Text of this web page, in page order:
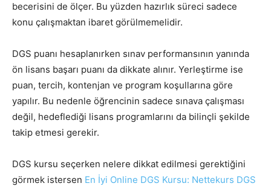
becerisini de ölçer. Bu yüzden hazırlık süreci sadece
konu çalışmaktan ibaret görülmemelidir.
DGS puanı hesaplanırken sınav performansının yanında
ön lisans başarı puanı da dikkate alınır. Yerleştirme ise
puan, tercih, kontenjan ve program koşullarına göre
yapılır. Bu nedenle öğrencinin sadece sınava çalışması
değil, hedeflediği lisans programlarını da bilinçli şekilde
takip etmesi gerekir.
DGS kursu seçerken nelere dikkat edilmesi gerektiğini
görmek istersen En İyi Online DGS Kursu: Nettekurs DGS